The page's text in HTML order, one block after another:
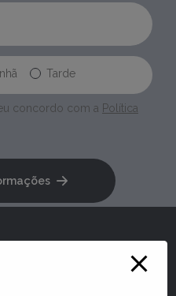
Tarde
concordo com a Política